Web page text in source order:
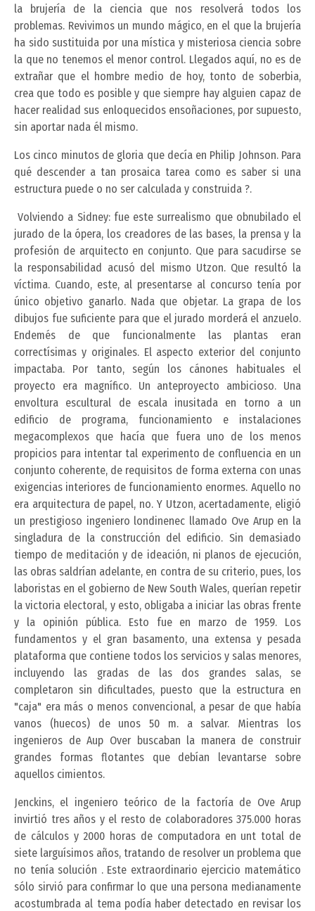
la brujería de la ciencia que nos resolverá todos los
problemas. Revivimos un mundo mágico, en el que la brujería
ha sido sustituida por una mística y misteriosa ciencia sobre
la que no tenemos el menor control. Llegados aquí, no es de
extrañar que el hombre medio de hoy, tonto de soberbia,
crea que todo es posible y que siempre hay alguien capaz de
hacer realidad sus enloquecidos ensoñaciones, por supuesto,
sin aportar nada él mismo.
Los cinco minutos de gloria que decía en Philip Johnson. Para
qué descender a tan prosaica tarea como es saber si una
estructura puede o no ser calculada y construida ?.
Volviendo a Sidney: fue este surrealismo que obnubilado el
jurado de la ópera, los creadores de las bases, la prensa y la
profesión de arquitecto en conjunto. Que para sacudirse se
la responsabilidad acusó del mismo Utzon. Que resultó la
víctima. Cuando, este, al presentarse al concurso tenía por
único objetivo ganarlo. Nada que objetar. La grapa de los
dibujos fue suficiente para que el jurado morderá el anzuelo.
Endemés de que funcionalmente las plantas eran
correctísimas y originales. El aspecto exterior del conjunto
impactaba. Por tanto, según los cánones habituales el
proyecto era magnífico. Un anteproyecto ambicioso. Una
envoltura escultural de escala inusitada en torno a un
edificio de programa, funcionamiento e instalaciones
megacomplexos que hacía que fuera uno de los menos
propicios para intentar tal experimento de confluencia en un
conjunto coherente, de requisitos de forma externa con unas
exigencias interiores de funcionamiento enormes. Aquello no
era arquitectura de papel, no. Y Utzon, acertadamente, eligió
un prestigioso ingeniero londinenec llamado Ove Arup en la
singladura de la construcción del edificio. Sin demasiado
tiempo de meditación y de ideación, ni planos de ejecución,
las obras saldrían adelante, en contra de su criterio, pues, los
laboristas en el gobierno de New South Wales, querían repetir
la victoria electoral, y esto, obligaba a iniciar las obras frente
y la opinión pública. Esto fue en marzo de 1959. Los
fundamentos y el gran basamento, una extensa y pesada
plataforma que contiene todos los servicios y salas menores,
incluyendo las gradas de las dos grandes salas, se
completaron sin dificultades, puesto que la estructura en
"caja" era más o menos convencional, a pesar de que había
vanos (huecos) de unos 50 m. a salvar. Mientras los
ingenieros de Aup Over buscaban la manera de construir
grandes formas flotantes que debían levantarse sobre
aquellos cimientos.
Jenckins, el ingeniero teórico de la factoría de Ove Arup
invirtió tres años y el resto de colaboradores 375.000 horas
de cálculos y 2000 horas de computadora en unt total de
siete larguísimos años, tratando de resolver un problema que
no tenía solución . Este extraordinario ejercicio matemático
sólo sirvió para confirmar lo que una persona medianamente
acostumbrada al tema podía haber detectado en revisar los